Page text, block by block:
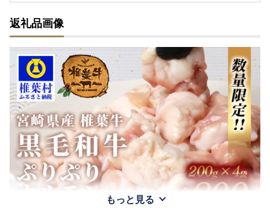
返礼品画像
もっと見る